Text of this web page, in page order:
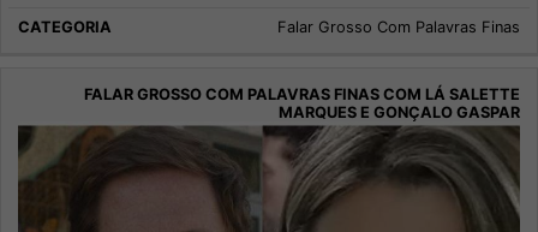
Falar Grosso Com Palavras Finas